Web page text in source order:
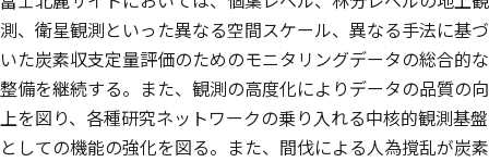
測、衛星観測といった異なる空間スケール、異なる手法に基づ
いた炭素収支定量評価のためのモニタリングデータの総合的な
整備を継続する。また、観測の高度化によりデータの品質の向
上を図り、各種研究ネットワークの乗り入れる中核的観測基盤
としての機能の強化を図る。また、間伐による人為撹乱が炭素